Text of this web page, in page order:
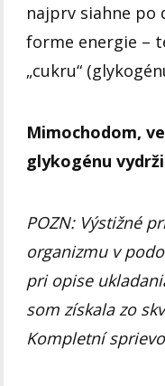
najprv siahne po
forme energie –
„cukru“
Mimochodom,
glykogénu
POZN: Výstižné
organizmu v
pri opise
som získala zo
Kompletní